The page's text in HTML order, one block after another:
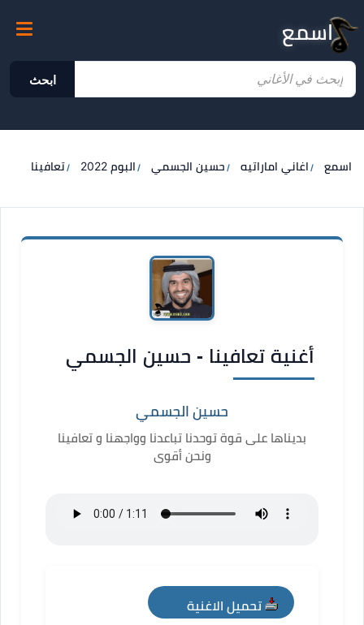
اسمع
ابحث
اسمع اغاني اماراتيه حسين الجسمي البوم 2022 تعافينا
أغنية تعافينا - حسين الجسمي
حسين الجسمي
بديناها على قوة توحدنا تباعدنا وواجهنا و تعافينا
ونحن أقوى
تحميل الاغنية